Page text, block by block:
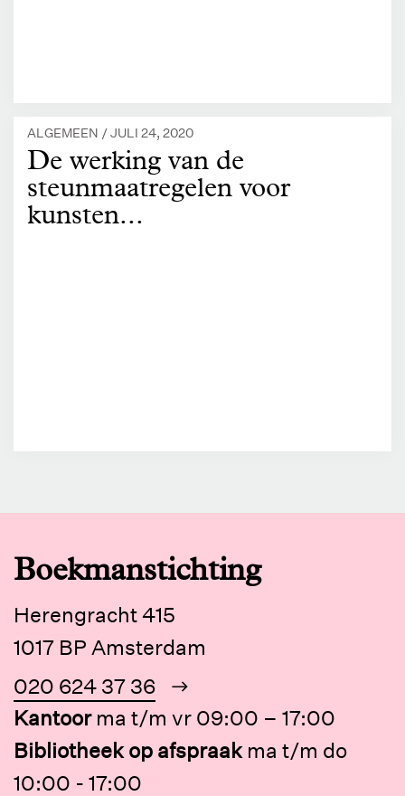
ALGEMEEN /JULI 24, 2020
De werking van de
steunmaatregelen voor
kunsten...
Boekmanstichting
Herengracht 415
1017 BP Amsterdam
020 624 37 36
Kantoor ma t/m vr 09:00 – 17:00
Bibliotheek op afspraak ma t/m do
10:00 - 17:00